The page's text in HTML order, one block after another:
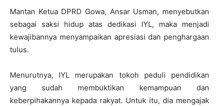
Mantan Ketua DPRD Gowa, Ansar Usman, menyebutkan
sebagai saksi hidup atas dedikasi IYL, maka menjadi
kewajibannya menyampaikan apresiasi dan penghargaan
tulus.
Menurutnya, IYL merupakan tokoh peduli pendidikan
yang sudah membuktikan kemampuan dan
keberpihakannya kepada rakyat. Untuk itu, dia mengajak